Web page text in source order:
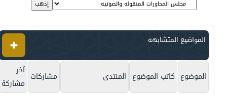
المواضيع المتشابهه
الموضوع كاتب الموضوع المنتدى مشاركات آخر
مشاركة